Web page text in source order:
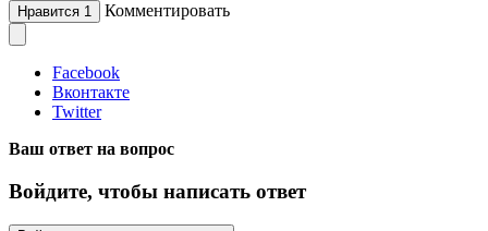
Нравится 1 Комментировать
Facebook
Вконтакте
Twitter
Ваш ответ на вопрос
Войдите, чтобы написать ответ